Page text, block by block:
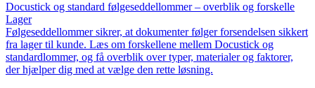
Docustick og standard følgeseddellommer – overblik og forskelle
Lager
Følgeseddellommer sikrer, at dokumenter følger forsendelsen sikkert
fra lager til kunde. Læs om forskellene mellem Docustick og
standardlommer, og få overblik over typer, materialer og faktorer,
der hjælper dig med at vælge den rette løsning.